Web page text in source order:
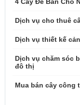
4 Cây Để Bàn Cho
Dịch vụ cho thuê
Dịch vụ thiết kế
Dịch vụ chăm sóc
đô thị
Mua bán cây công